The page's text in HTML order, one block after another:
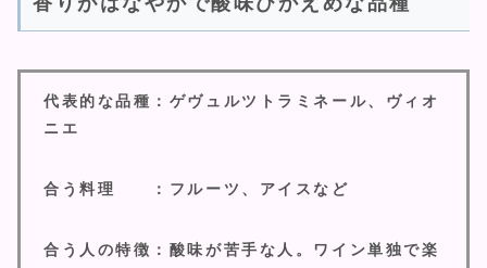
代表的な品種：ゲヴュルツトラミネール、ヴィオ
ニエ
合う料理 ：フルーツ、アイスなど
合う人の特徴：酸味が苦手な人。ワイン単独で楽